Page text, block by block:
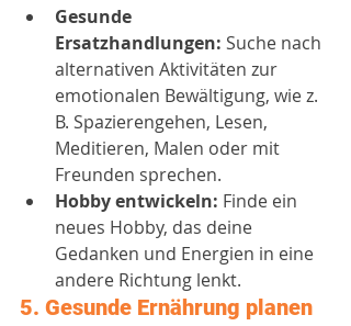
Gesunde
Ersatzhandlungen: Suche nach
alternativen Aktivitäten zur
emotionalen Bewältigung, wie z.
B. Spazierengehen, Lesen,
Meditieren, Malen oder mit
Freunden sprechen.
Hobby entwickeln: Finde ein
neues Hobby, das deine
Gedanken und Energien in eine
andere Richtung lenkt.
5. Gesunde Ernährung planen